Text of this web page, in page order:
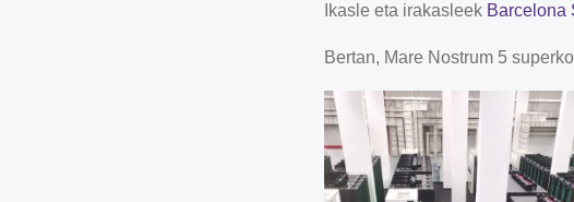
Ikasle eta irakasleek Barcelona
Bertan, Mare Nostrum 5